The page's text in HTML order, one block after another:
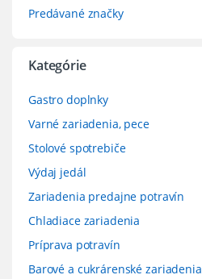
Predávané značky
Kategórie
Gastro doplnky
Varné zariadenia, pece
Stolové spotrebiče
Výdaj jedál
Zariadenia predajne potravín
Chladiace zariadenia
Príprava potravín
Barové a cukrárenské zariadenia